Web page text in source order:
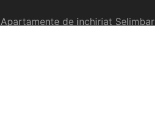
Apartamente de inchiriat Selimbar